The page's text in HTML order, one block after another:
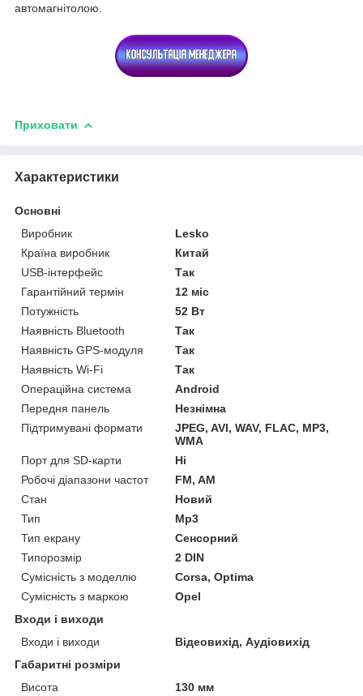
автомагнітолою.
Приховати
Характеристики
Основні
Виробник
Lesko
Країна виробник
Китай
USB-інтерфейс
Так
Гарантійний термін
12 міс
Потужність
52 Вт
Наявність Bluetooth
Так
Наявність GPS-модуля
Так
Наявність Wi-Fi
Так
Операційна система
Android
Передня панель
Незнімна
Підтримувані формати
JPEG, AVI, WAV, FLAC, MP3,
WMA
Порт для SD-карти
Ні
Робочі діапазони частот
FM, AM
Стан
Новий
Тип
Mp3
Тип екрану
Сенсорний
Типорозмір
2 DIN
Сумісність з моделлю
Corsa, Optima
Сумісність з маркою
Opel
Входи і виходи
Входи і виходи
Відеовихід, Аудіовихід
Габаритні розміри
Висота
130 мм